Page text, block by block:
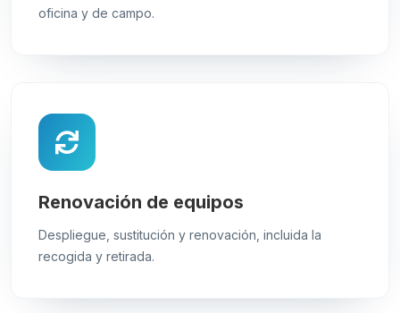
oficina y de campo.
Renovación de equipos
Despliegue, sustitución y renovación, incluida la
recogida y retirada.